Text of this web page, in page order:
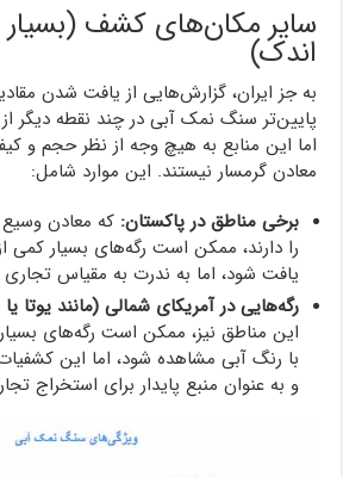
سایر مکان‌های کشف
اندک)
به جز ایران، گزارش‌هایی از یافت شدن
پایین‌تر سنگ نمک آبی در چند نقطه دیگر از
اما این منابع به هیچ وجه از نظر حجم و
معادن گرمسار نیستند. این موارد شامل:
برخی مناطق در پاکستان: که معادن
را دارند، ممکن است رگه‌های بسیار کمی
یافت شود، اما به ندرت به مقیاس
رگه‌هایی در آمریکای شمالی (مانند یوتا
این مناطق نیز، ممکن است رگه‌های
با رنگ آبی مشاهده شود، اما این
و به عنوان منبع پایدار برای استخراج